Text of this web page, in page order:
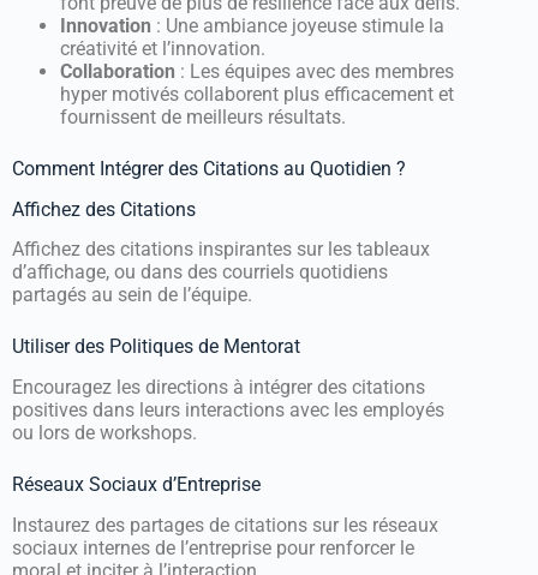
Innovation : Une ambiance joyeuse stimule la
créativité et l’innovation.
Collaboration : Les équipes avec des membres
hyper motivés collaborent plus efficacement et
fournissent de meilleurs résultats.
Comment Intégrer des Citations au Quotidien ?
Affichez des Citations
Affichez des citations inspirantes sur les tableaux
d’affichage, ou dans des courriels quotidiens
partagés au sein de l’équipe.
Utiliser des Politiques de Mentorat
Encouragez les directions à intégrer des citations
positives dans leurs interactions avec les employés
ou lors de workshops.
Réseaux Sociaux d’Entreprise
Instaurez des partages de citations sur les réseaux
sociaux internes de l’entreprise pour renforcer le